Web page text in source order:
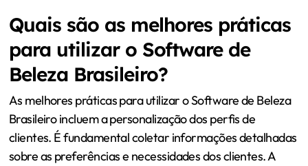
Quais são as melhores práticas
para utilizar o Software de
Beleza Brasileiro?
As melhores práticas para utilizar o Software de Beleza
Brasileiro incluem a personalização dos perfis de
clientes. É fundamental coletar informações detalhadas
sobre as preferências e necessidades dos clientes. A